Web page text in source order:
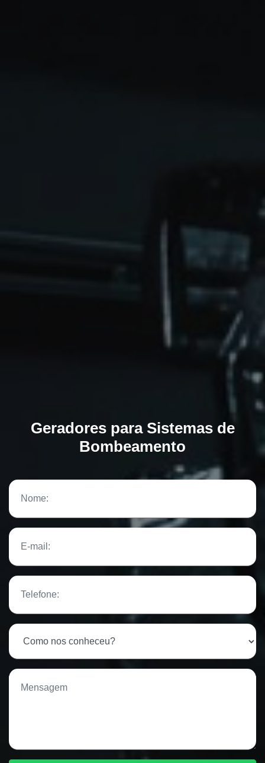
Geradores para Sistemas de
Bombeamento